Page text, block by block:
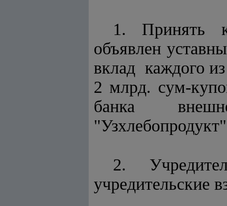
1. Принять
объявлен
вклад каждого
2 млрд. сум-
банка
2.
учредительские